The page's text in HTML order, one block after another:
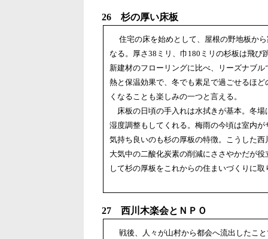
26 杉の厚い床板
住宅の床を始めとして、屋根の野地板か
なる。厚さ38ミリ、巾180ミリの杉板は飛
新建材のフローリングに比べ、リーズナブ
熱と保温効果で、冬でも素足で過ごせるほ
くなることも楽しみの一つと言える。
床板の日頃の手入れは水拭きが基本。冬
湿度調整もしてくれる。梅雨の今頃は室内
気持ち良いのも杉の厚板の特徴。こうした
大気中の二酸化炭素の削減にささやかだが
して杉の厚板をこれからの住まいづくりに
27 西川木楽会とＮＰＯ
戦後、人々が山村から都会へ流出したこ